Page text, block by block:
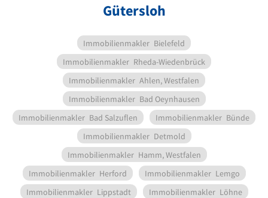
Gütersloh
Immobilienmakler Bielefeld
Immobilienmakler Rheda-Wiedenbrück
Immobilienmakler Ahlen, Westfalen
Immobilienmakler Bad Oeynhausen
Immobilienmakler Bad Salzuflen Immobilienmakler Bünde
Immobilienmakler Detmold
Immobilienmakler Hamm, Westfalen
Immobilienmakler Herford Immobilienmakler Lemgo
Immobilienmakler Lippstadt Immobilienmakler Löhne